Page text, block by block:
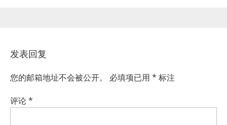
发表回复
您的邮箱地址不会被公开。 必填项已用 * 标注
评论*